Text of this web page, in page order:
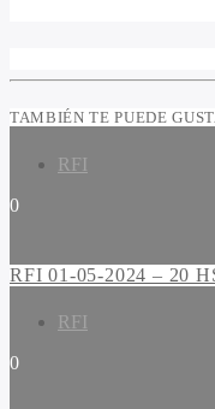
TAMBIÉN TE PUEDE
RFI
0
RFI 01-05-2024 – 20
RFI
0